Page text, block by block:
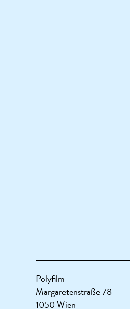
Polyfilm
Margaretenstraße 78
1050 Wien